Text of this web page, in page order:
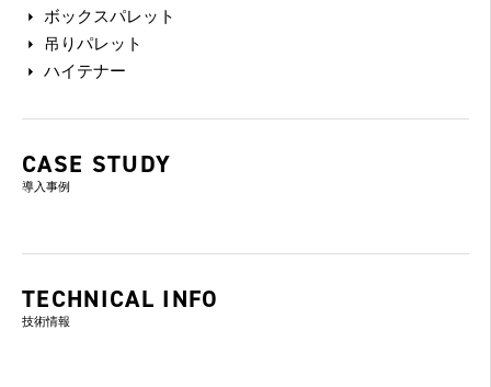
ボックスパレット
吊りパレット
ハイテナー
CASE STUDY
導入事例
TECHNICAL INFO
技術情報